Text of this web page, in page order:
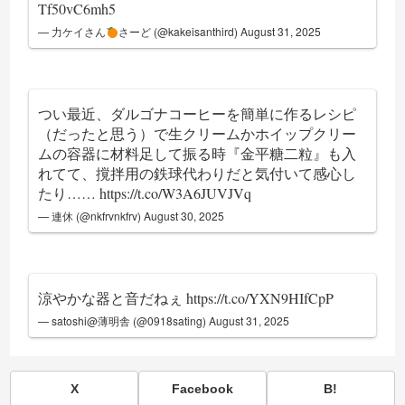
Tf50vC6mh5
— 力ケイさん さーど (@kakeisanthird) August 31, 2025
つい最近、ダルゴナコーヒーを簡単に作るレシピ
（だったと思う）で生クリームかホイップクリー
ムの容器に材料足して振る時『金平糖二粒』も入
れてて、撹拌用の鉄球代わりだと気付いて感心し
たり……https://t.co/W3A6JUVJVq
— 連休 (@nkfrvnkfrv)August 30, 2025
涼やかな器と音だねぇhttps://t.co/YXN9HIfCpP
— satoshi@薄明舎 (@0918sating)August 31, 2025
X Facebook B!